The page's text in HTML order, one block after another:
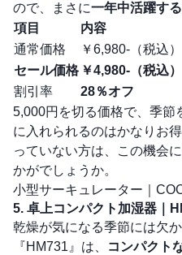
ので、まさに一年中活躍す
項目
内容
通常価格
￥6,980-（税込）
セール価格 ￥4,980-（税込）
割引率
28％オフ
5,000円を切る価格で、季節
に入れられるのはかなりお
っていない方は、この機会
かがでしょうか。
小型サーキュレーター｜
5. 卓上コンパクト加湿器｜
乾燥が気になる季節には欠
『HM731』は、
コンパクト